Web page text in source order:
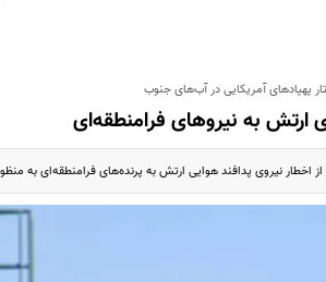
پهپادهای آمریکایی در آب‌های جنوب
ارتش به نیروهای فرامنطقه‌ای